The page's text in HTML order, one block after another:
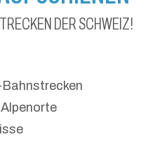
DER SCHWEIZ!